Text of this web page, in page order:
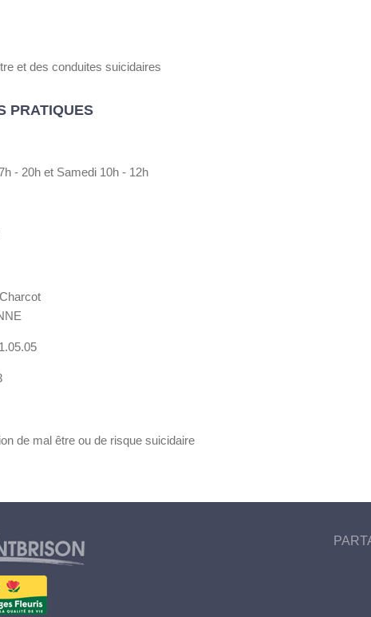
et des conduites suicidaires
PRATIQUES
- 20h et Samedi 10h - 12h
de mal être ou de risque suicidaire